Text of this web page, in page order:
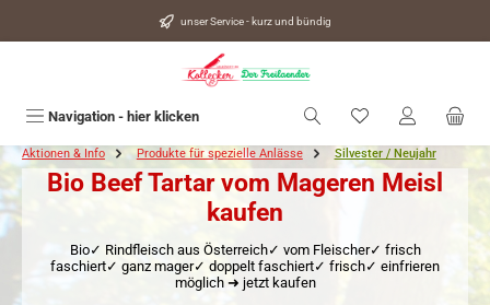
unser Service - kurz und bündig
Navigation - hier klicken Du hast 0
Aktionen & Info Produkte für spezielle Anlässe Silvester / Neujahr
Bio Beef Tartar vom Mageren Meisl
kaufen
Bio✓ Rindfleisch aus Österreich✓ vom Fleischer✓ frisch
faschiert✓ ganz mager✓ doppelt faschiert✓ frisch✓ einfrieren
möglich ➜ jetzt kaufen